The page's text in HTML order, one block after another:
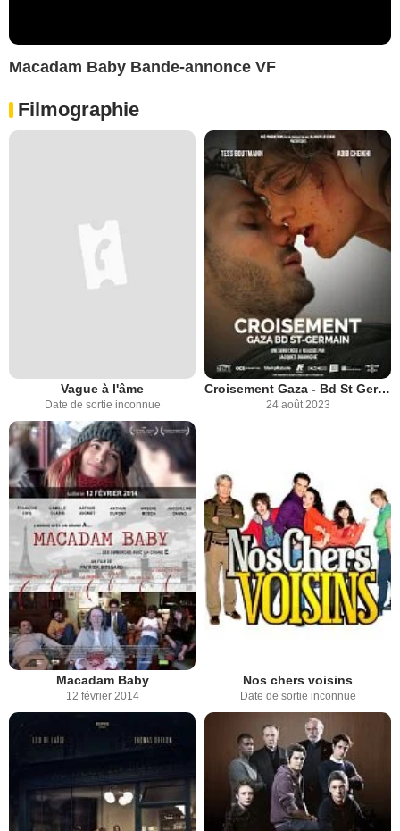
Macadam Baby Bande-annonce VF
Filmographie
Vague à l'âme
Date de sortie inconnue
Croisement Gaza - Bd St Germain
24 août 2023
Macadam Baby
12 février 2014
Nos chers voisins
Date de sortie inconnue